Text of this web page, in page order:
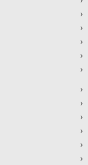
›
›
›
›
›
›
›
›
›
›
›